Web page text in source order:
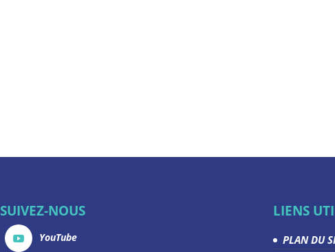
SUIVEZ-NOUS
YouTube
LIENS
PLAN DU